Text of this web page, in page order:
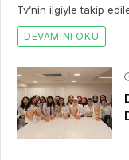
Tv’nin ilgiyle takip
DEVAMINI OKU